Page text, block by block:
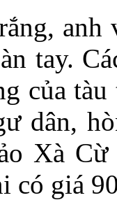
tay.
của
dân,
Xà
có giá